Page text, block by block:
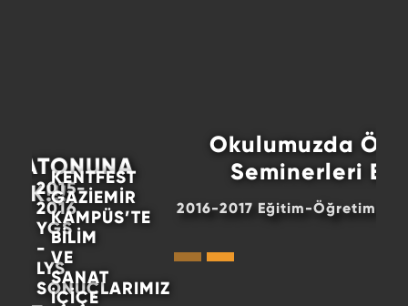
Okulumuzda Öğretmen
Seminerleri Başladı
2016-2017 Eğitim-Öğretim yılı Öğretmen S...
2015-
2016
YGS
-
LYS
SONUÇLARIMIZ
KENTFEST
GAZİEMİR
KAMPÜS’TE
BİLİM
VE
SANAT
İÇİÇE